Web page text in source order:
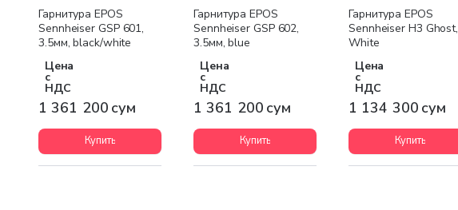
Бесплатная доставка
Гарнитура EPOS
Sennheiser GSP 601,
3.5мм, black/white
Цена
с
НДС
1 361 200 сум
Купить
Бесплатная доставка
Гарнитура EPOS
Sennheiser GSP 602,
3.5мм, blue
Цена
с
НДС
1 361 200 сум
Купить
Бесплатная доставка
Гарнитура EPOS
Sennheiser H3 Ghost,
White
Цена
с
НДС
1 134 300 сум
Купить